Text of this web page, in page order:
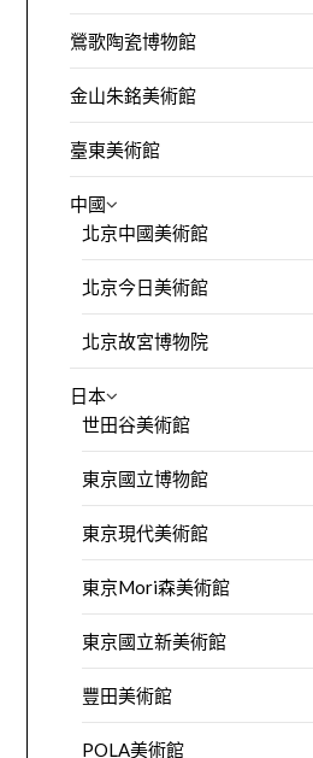
鶯歌陶瓷博物館
金山朱銘美術館
臺東美術館
中國
北京中國美術館
北京今日美術館
北京故宮博物院
日本
世田谷美術館
東京國立博物館
東京現代美術館
東京Mori森美術館
東京國立新美術館
豐田美術館
POLA美術館